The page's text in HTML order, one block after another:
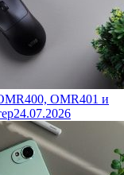
OMR401 и
24.07.2026